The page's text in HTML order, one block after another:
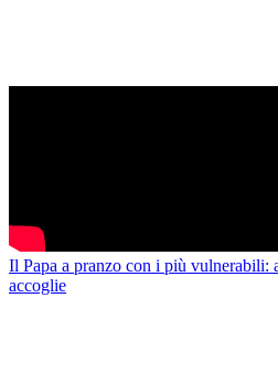
Il Papa a pranzo con i più vulnerabili:
accoglie